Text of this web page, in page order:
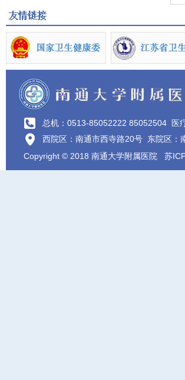
总机：0513-85052222 85052504 医
西院区：南通市西寺路20号 东院区：
Copyright © 2018 南通大学附属医院 苏